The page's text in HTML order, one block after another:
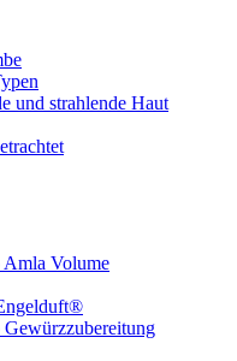
und strahlende Haut
Amla Volume